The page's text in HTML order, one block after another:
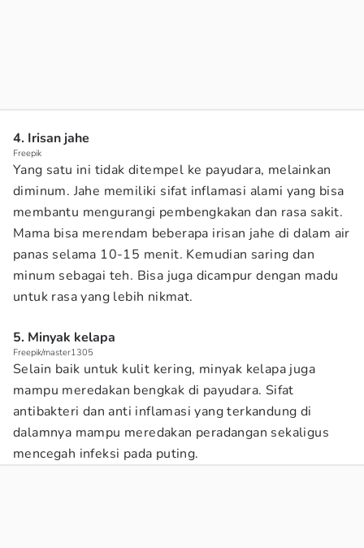
4. Irisan jahe
Freepik
Yang satu ini tidak ditempel ke payudara, melainkan
diminum. Jahe memiliki sifat inflamasi alami yang bisa
membantu mengurangi pembengkakan dan rasa sakit.
Mama bisa merendam beberapa irisan jahe di dalam air
panas selama 10-15 menit. Kemudian saring dan
minum sebagai teh. Bisa juga dicampur dengan madu
untuk rasa yang lebih nikmat.
5. Minyak kelapa
Freepik/master1305
Selain baik untuk kulit kering, minyak kelapa juga
mampu meredakan bengkak di payudara. Sifat
antibakteri dan anti inflamasi yang terkandung di
dalamnya mampu meredakan peradangan sekaligus
mencegah infeksi pada puting.